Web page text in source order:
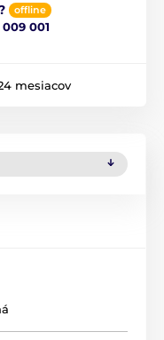
offline
001
mesiacov